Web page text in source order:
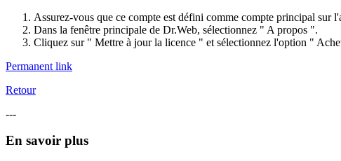
Assurez-vous que ce compte est défini comme compte principal sur
Dans la fenêtre principale de Dr.Web, sélectionnez " A propos ".
Cliquez sur " Mettre à jour la licence " et sélectionnez l'option "
Permanent link
Retour
---
En savoir plus